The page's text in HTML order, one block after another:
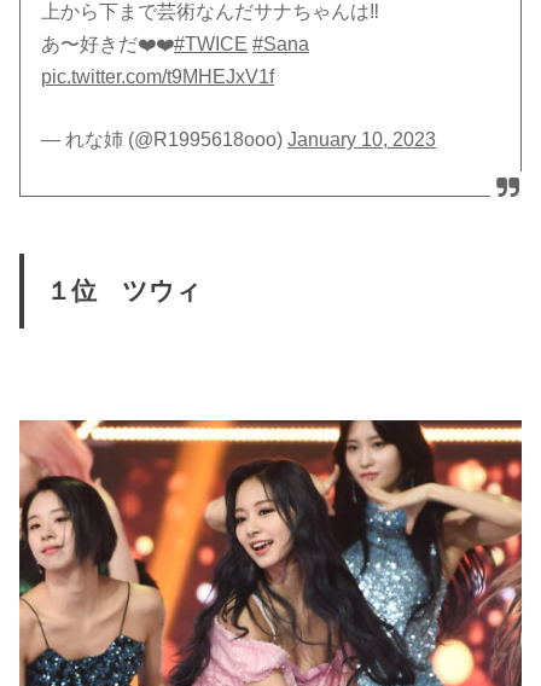
上から下まで芸術なんだサナちゃんは‼️
あ〜好きだ❤️‍❤️‍#TWICE #Sana
pic.twitter.com/t9MHEJxV1f
— れな姉 (@R1995618ooo)January 10, 2023
１位 ツウィ